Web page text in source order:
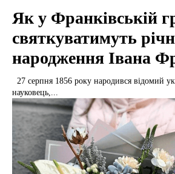
Як у Франківській
святкуватимуть
народження Івана
науковець,...